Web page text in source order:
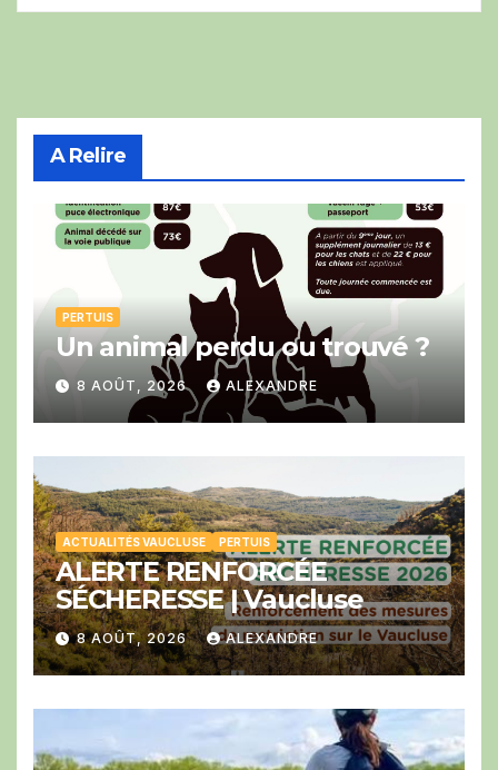
A Relire
PERTUIS
Un animal perdu ou trouvé ?
8 AOÛT, 2026 ALEXANDRE
ACTUALITÉS VAUCLUSE PERTUIS
ALERTE RENFORCÉE
SÉCHERESSE | Vaucluse
8 AOÛT, 2026 ALEXANDRE